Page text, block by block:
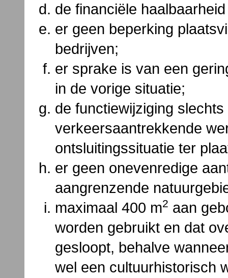
de financiële
er geen beperking
bedrijven;
er sprake is van een
in de vorige situatie;
de functiewijziging
verkeersaantrekkende
ontsluitingssituatie ter
er geen onevenredige
aangrenzende
maximaal 400 m2 aan
worden gebruikt en dat
gesloopt, behalve
wel een cultuurhistorisch